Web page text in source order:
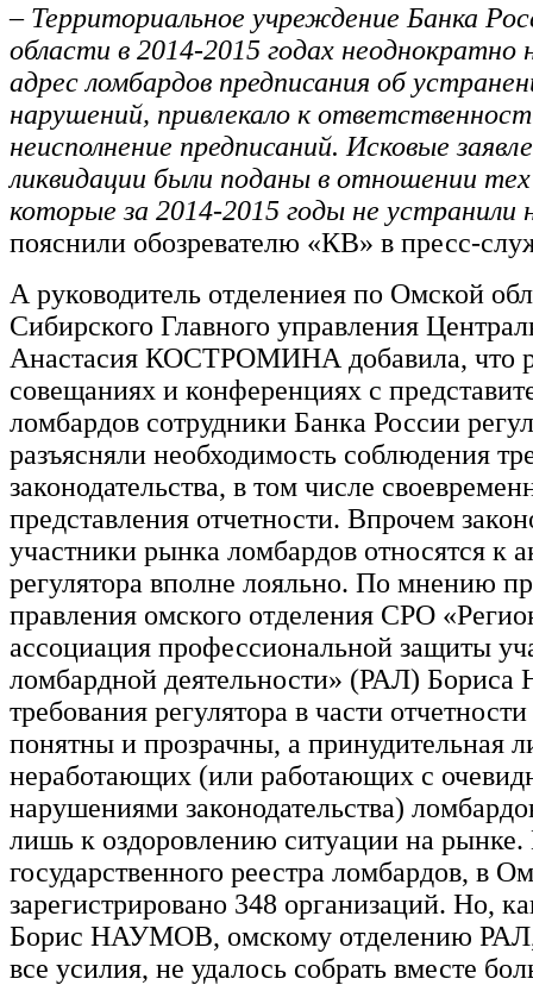
– Территориальное учреждение Банка
области в 2014-2015 годах неоднократно
адрес ломбардов предписания об
нарушений, привлекало к
неисполнение предписаний. Исковые
ликвидации были поданы в отношении
которые за 2014-2015 годы не устранили
пояснили обозревателю «КВ» в пресс-
А руководитель отделениея по Омской
Сибирского Главного управления
Анастасия КОСТРОМИНА добавила, что
совещаниях и конференциях с
ломбардов сотрудники Банка России
разъясняли необходимость соблюдения
законодательства, в том числе
представления отчетности. Впрочем
участники рынка ломбардов относятся к
регулятора вполне лояльно. По мнению
правления омского отделения СРО
ассоциация профессиональной защиты
ломбардной деятельности» (РАЛ)
требования регулятора в части
понятны и прозрачны, а принудительная
неработающих (или работающих с
нарушениями законодательства)
лишь к оздоровлению ситуации на
государственного реестра ломбардов, в
зарегистрировано 348 организаций. Но,
Борис НАУМОВ, омскому отделению РАЛ,
все усилия, не удалось собрать вместе